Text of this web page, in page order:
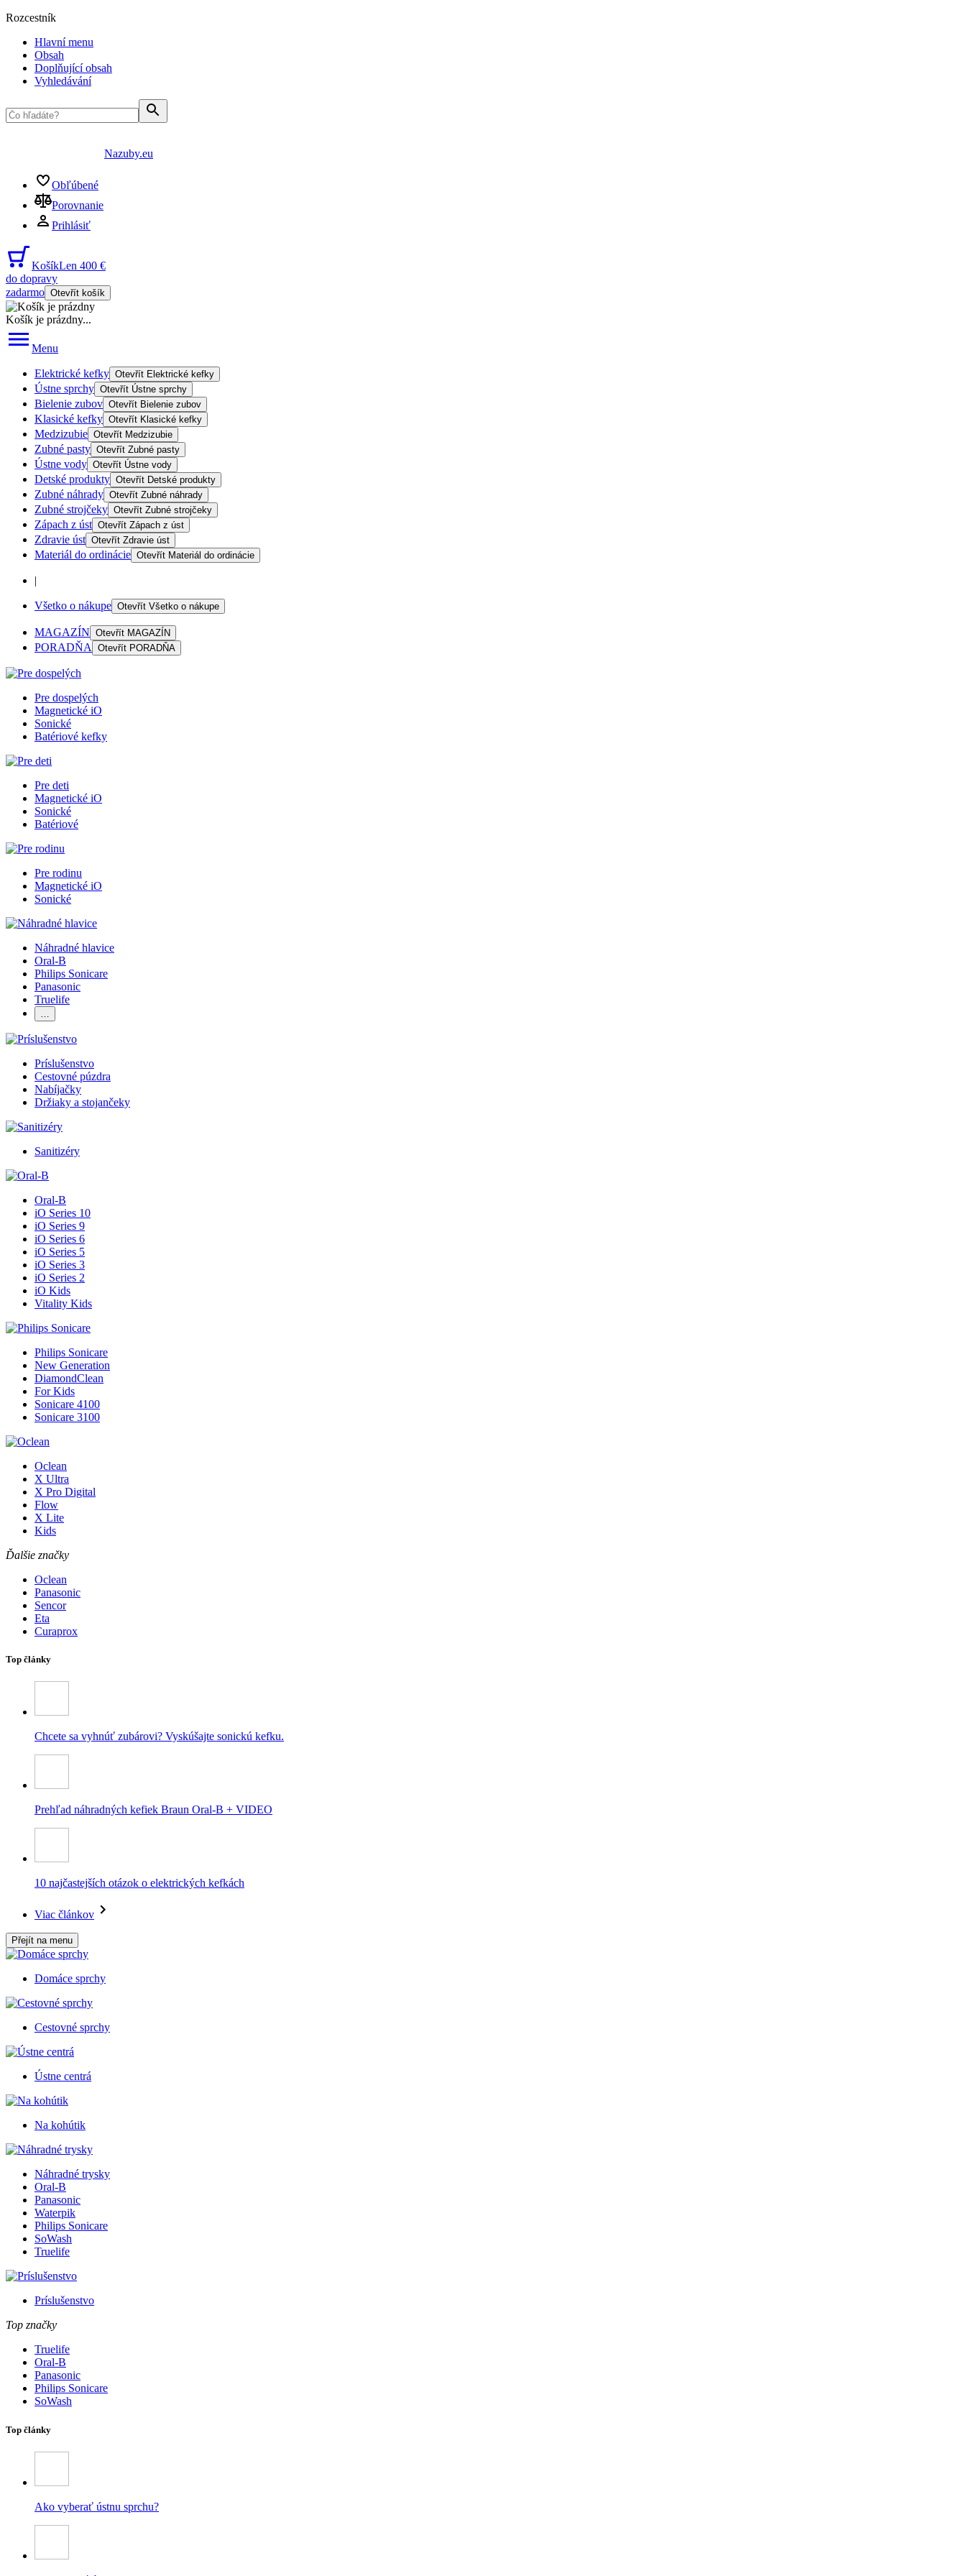
Rozcestník
Hlavní menu
Obsah
Doplňující obsah
Vyhledávání
Nazuby.eu
Obľúbené
Porovnanie
Prihlásiť
KošíkLen 400 €
do dopravy
zadarmo Otevřít košík
Košík je prázdny...
Menu
Elektrické kefky Otevřít Elektrické kefky
Ústne sprchy Otevřít Ústne sprchy
Bielenie zubov Otevřít Bielenie zubov
Klasické kefky Otevřít Klasické kefky
Medzizubie Otevřít Medzizubie
Zubné pasty Otevřít Zubné pasty
Ústne vody Otevřít Ústne vody
Detské produkty Otevřít Detské produkty
Zubné náhrady Otevřít Zubné náhrady
Zubné strojčeky Otevřít Zubné strojčeky
Zápach z úst Otevřít Zápach z úst
Zdravie úst Otevřít Zdravie úst
Materiál do ordinácie Otevřít Materiál do ordinácie
|
Všetko o nákupe Otevřít Všetko o nákupe
MAGAZÍN Otevřít MAGAZÍN
PORADŇA Otevřít PORADŇA
Pre dospelých
Magnetické iO
Sonické
Batériové kefky
Pre deti
Magnetické iO
Sonické
Batériové
Pre rodinu
Magnetické iO
Sonické
Náhradné hlavice
Oral-B
Philips Sonicare
Panasonic
Truelife
…
Príslušenstvo
Cestovné púzdra
Nabíjačky
Držiaky a stojančeky
Sanitizéry
Oral-B
iO Series 10
iO Series 9
iO Series 6
iO Series 5
iO Series 3
iO Series 2
iO Kids
Vitality Kids
Philips Sonicare
New Generation
DiamondClean
For Kids
Sonicare 4100
Sonicare 3100
Oclean
X Ultra
X Pro Digital
Flow
X Lite
Kids
Ďalšie značky
Oclean
Panasonic
Sencor
Eta
Curaprox
Top články
Chcete sa vyhnúť zubárovi? Vyskúšajte sonickú kefku.
Prehľad náhradných kefiek Braun Oral-B + VIDEO
10 najčastejších otázok o elektrických kefkách
Viac článkov
Přejít na menu
Domáce sprchy
Cestovné sprchy
Ústne centrá
Na kohútik
Náhradné trysky
Oral-B
Panasonic
Waterpik
Philips Sonicare
SoWash
Truelife
Príslušenstvo
Top značky
Truelife
Oral-B
Panasonic
Philips Sonicare
SoWash
Top články
Ako vyberať ústnu sprchu?